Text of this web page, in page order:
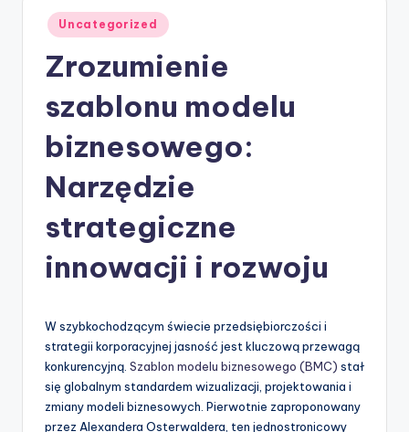
A
si
Posted
in
Uncategorized
Zrozumienie
szablonu modelu
biznesowego:
Narzędzie
strategiczne
innowacji i rozwoju
W szybkochodzącym świecie przedsiębiorczości i
strategii korporacyjnej jasność jest kluczową przewagą
konkurencyjną. Szablon modelu biznesowego (BMC) stał
się globalnym standardem wizualizacji, projektowania i
zmiany modeli biznesowych. Pierwotnie zaproponowany
przez Alexandera Osterwaldera, ten jednostronicowy